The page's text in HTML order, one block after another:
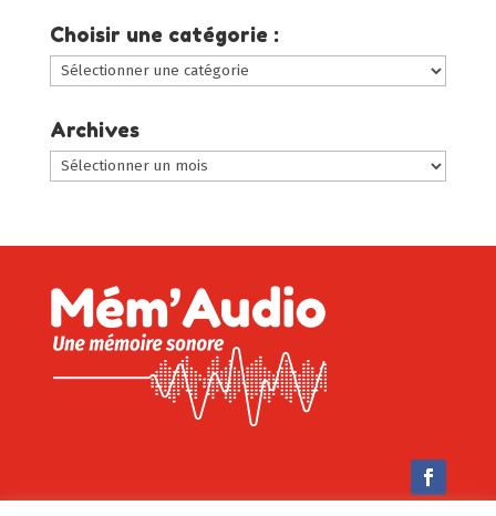
Choisir une catégorie :
Choisir
une
catégorie
:
Archives
Archives